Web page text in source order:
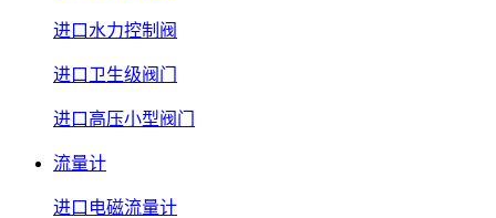
进口水力控制阀
进口卫生级阀门
进口高压小型阀门
流量计
进口电磁流量计